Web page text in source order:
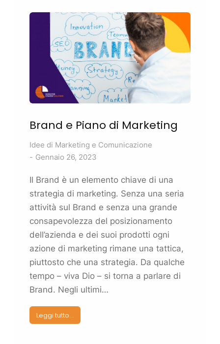
Brand e Piano di Marketing
Idee di Marketing e Comunicazione
Gennaio 26, 2023
Il Brand è un elemento chiave di una
strategia di marketing. Senza una seria
attività sul Brand e senza una grande
consapevolezza del posizionamento
dell’azienda e dei suoi prodotti ogni
azione di marketing rimane una tattica,
piuttosto che una strategia. Da qualche
tempo – viva Dio – si torna a parlare di
Brand. Negli ultimi…
Leggi tutto...